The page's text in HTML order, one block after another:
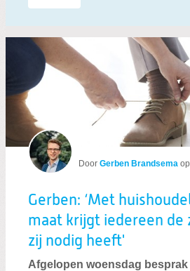
Door Gerben Brandsema op
Gerben: ‘Met
maat krijgt iedereen de
zij nodig heeft'
Afgelopen woensdag besprak